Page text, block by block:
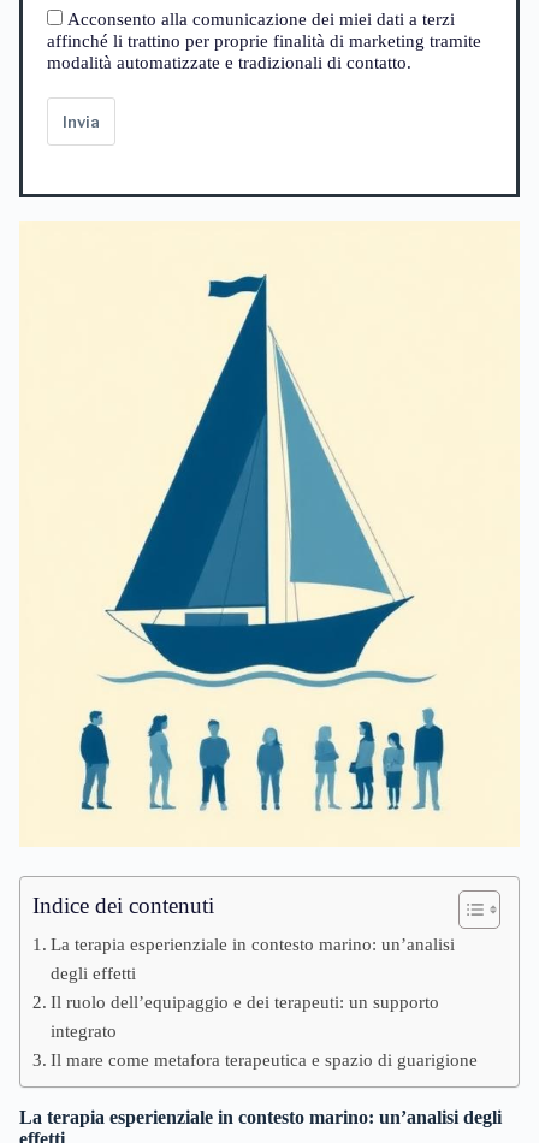
Acconsento alla comunicazione dei miei dati a terzi
affinché li trattino per proprie finalità di marketing tramite
modalità automatizzate e tradizionali di contatto.
Invia
Indice dei contenuti
La terapia esperienziale in contesto marino: un’analisi
degli effetti
Il ruolo dell’equipaggio e dei terapeuti: un supporto
integrato
Il mare come metafora terapeutica e spazio di guarigione
La terapia esperienziale in contesto marino: un’analisi degli
effetti